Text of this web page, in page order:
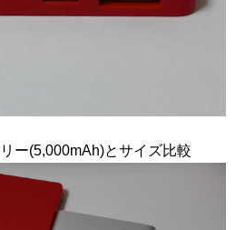
ー(5,000mAh)とサイズ比較